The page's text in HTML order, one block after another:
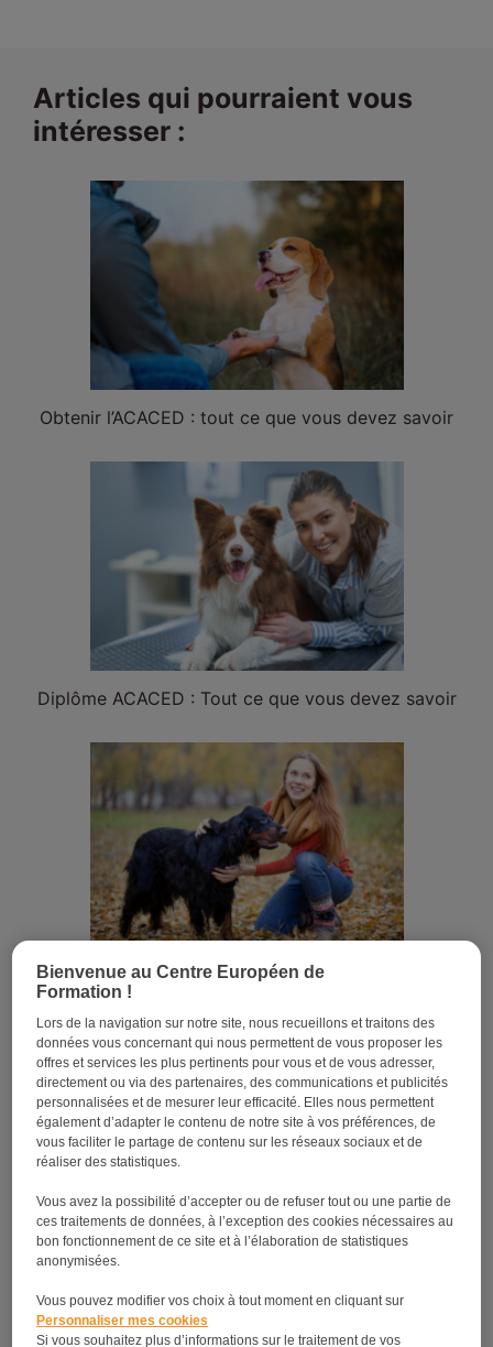
Articles qui pourraient vous
intéresser :
Obtenir l’ACACED : tout ce que vous devez savoir
Diplôme ACACED : Tout ce que vous devez savoir
Métiers avec l’ACACED : On vous dit tout !
Formation animalière : c’est le moment de se lancer
Bienvenue au Centre Européen de
Formation !
Lors de la navigation sur notre site, nous recueillons et traitons des
données vous concernant qui nous permettent de vous proposer les
offres et services les plus pertinents pour vous et de vous adresser,
directement ou via des partenaires, des communications et publicités
personnalisées et de mesurer leur efficacité. Elles nous permettent
également d’adapter le contenu de notre site à vos préférences, de
vous faciliter le partage de contenu sur les réseaux sociaux et de
réaliser des statistiques.
Vous avez la possibilité d’accepter ou de refuser tout ou une partie de
ces traitements de données, à l’exception des cookies nécessaires au
bon fonctionnement de ce site et à l’élaboration de statistiques
anonymisées.
Vous pouvez modifier vos choix à tout moment en cliquant sur
Personnaliser mes cookies
Si vous souhaitez plus d’informations sur le traitement de vos